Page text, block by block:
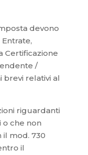
devono
Certificazione
/
brevi relativi al
riguardanti
che non
il mod. 730
il